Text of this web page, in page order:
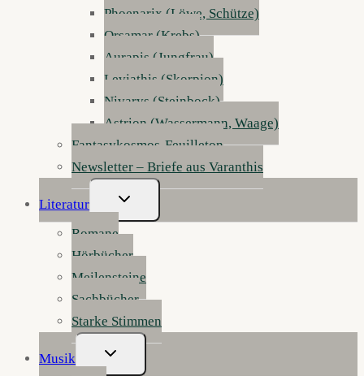
Phoenarix (Löwe, Schütze)
Orsamar (Krebs)
Aurapis (Jungfrau)
Leviathis (Skorpion)
Nivarys (Steinbock)
Astrion (Wassermann, Waage)
Fantasykosmos-Feuilleton
Newsletter – Briefe aus Varanthis
Literatur
Untermenü
Umschalten
Romane
Hörbücher
Meilensteine
Sachbücher
Starke Stimmen
Musik
Untermenü
Umschalten